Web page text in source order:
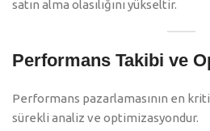
satın alma olasılığını yükseltir.
Performans Takibi ve
Performans pazarlamasının en
sürekli analiz ve optimizasyondur.